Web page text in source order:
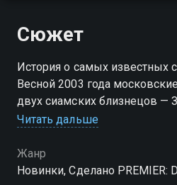
Сюжет
История о самых известных
Весной 2003 года
двух сиамских близнецов —
Резахановых. Две девочки
них были общий мочевой
кишечник и три ноги на
Читать дальше
Жанр
Новинки, Сделано PREMIER: